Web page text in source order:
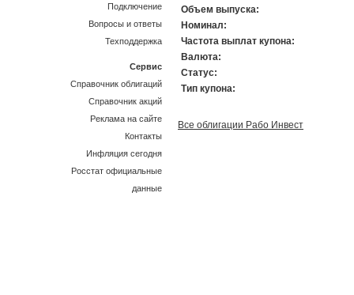
Объем выпуска:
Номинал:
Частота выплат купона:
Валюта:
Статус:
Тип купона:
Все облигации Рабо Инвест
Подключение
Вопросы и ответы
Техподдержка
Сервис
Справочник облигаций
Справочник акций
Реклама на сайте
Контакты
Инфляция сегодня
Росстат официальные
данные